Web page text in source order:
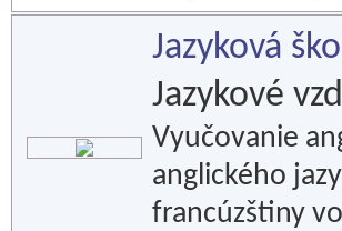
Jazyková
Jazykové
Vyučovanie
anglického
francúzštiny